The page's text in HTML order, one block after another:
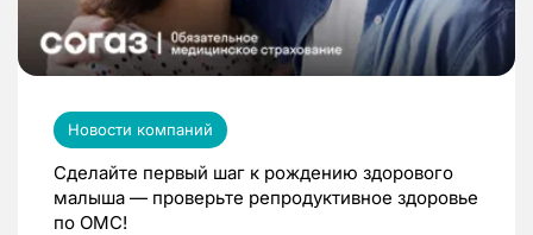
Новости компаний
Сделайте первый шаг к рождению здорового
малыша — проверьте репродуктивное здоровье
по ОМС!